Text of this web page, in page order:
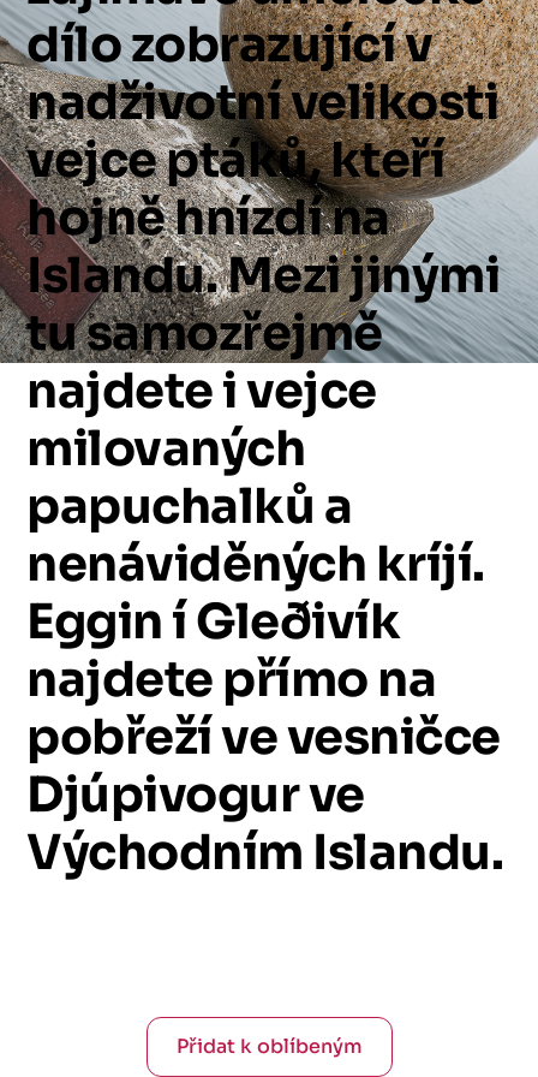
dílozobrazujícív
nadživotnívelikosti
vejceptáků,kteří
hojněhnízdína
Islandu.Mezijinými
tusamozřejmě
najdeteivejce
milovaných
papuchalků a
nenáviděných kríjí.
EgginíGleðivík
najdete přímo na
pobřežívevesničce
Djúpivogurve
Východním Islandu.
Přidat k oblíbeným